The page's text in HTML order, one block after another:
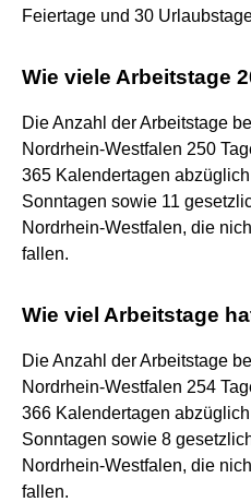
Feiertage und 30
Wie viele Arbeitstage
Die Anzahl der Arbeitstage
Nordrhein-Westfalen 250
365 Kalendertagen
Sonntagen sowie 11
Nordrhein-Westfalen, die
fallen.
Wie viel Arbeitstage
Die Anzahl der Arbeitstage
Nordrhein-Westfalen 254
366 Kalendertagen
Sonntagen sowie 8
Nordrhein-Westfalen, die
fallen.